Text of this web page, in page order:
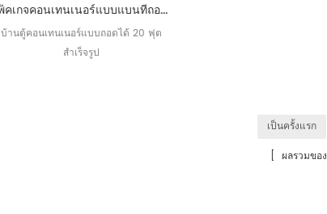
แพ็คเกจคอนเทนเนอร์แบบแบนที่ถอดออกได้ที่ปรับแต่งได้เองบ้านสำเร็จรูป
บ้านตู้คอนเทนเนอร์แบบถอดได้ 20 ฟุต
สำเร็จรูป
เป็นครั้งแรก
[ ผลรวมของ